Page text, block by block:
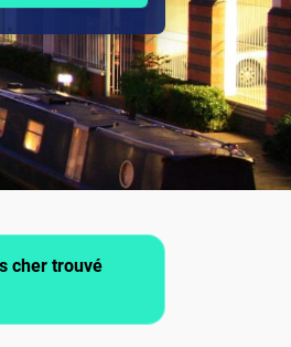
cher trouvé